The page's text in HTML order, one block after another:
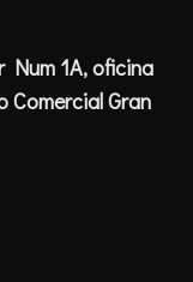
Num 1A, oficina
Comercial Gran